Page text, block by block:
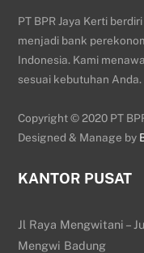
PT BPR Jaya Kerti
menjadi bank
Indonesia. Kami
sesuai kebutuhan Anda.
Copyright © 2020 PT
Designed & Manage by
KANTOR PUSAT
Jl Raya Mengwitani –
Mengwi Badung